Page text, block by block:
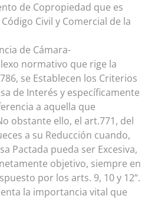
de Copropiedad que es
Civil y Comercial de la
de Cámara-
normativo que rige la
se Establecen los Criterios
de Interés y específicamente
a aquella que
obstante ello, el art.771, del
a su Reducción cuando,
Pactada pueda ser Excesiva,
objetivo, siempre en
por los arts. 9, 10 y 12“.
la importancia vital que